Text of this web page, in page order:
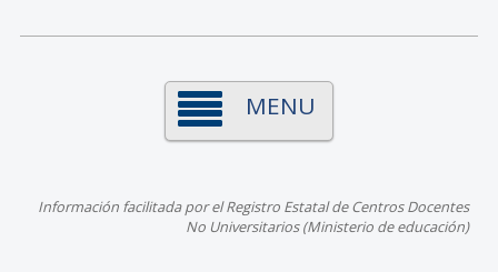
MENU
Información facilitada por el Registro Estatal de Centros Docentes
No Universitarios (Ministerio de educación)